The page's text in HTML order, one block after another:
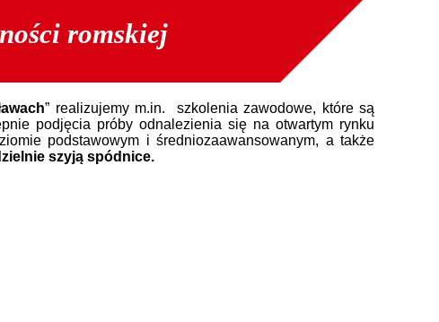
romskiej
” realizujemy m.in. szkolenia zawodowe, które są
podjęcia próby odnalezienia się na otwartym rynku
podstawowym i średniozaawansowanym, a także
szyją spódnice.